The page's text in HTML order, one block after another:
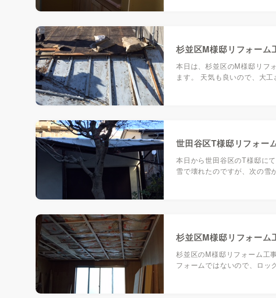
杉並区M様邸リフォーム
本日は、杉並区のM様邸リフ
ます。 天気も良いので、大
世田谷区T様邸リフォー
本日から世田谷区のT様邸に
雪で壊れたのですが、次の雪
杉並区M様邸リフォーム
杉並区のM様邸リフォーム工
フォームではないので、ロッ